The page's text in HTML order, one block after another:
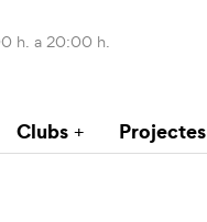
h. a 20:00 h.
Clubs Projectes